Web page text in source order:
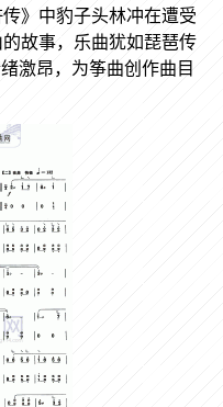
》中豹子头林冲在遭受
故事，乐曲犹如琵琶传
激昂，为筝曲创作曲目